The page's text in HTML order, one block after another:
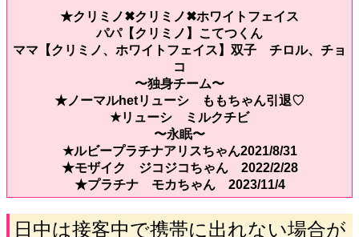
★クリミノ✖︎クリミノ✖︎ホワイトフェイス
パパ【クリミノ】こてつくん
ママ【クリミノ、ホワイトフェイス】双子 チロル、チョ
コ
〜独身チーム〜
★ノーマルhetリューシ ももちゃん引退♡
★リューシ ミルクチビ
〜永眠〜
★ルビープラチナアリスちゃん2021/8/31
★モザイク ジコジコちゃん 2022/2/28
★プラチナ モカちゃん 2023/11/4
日中は接客中で携帯に出れない場合が